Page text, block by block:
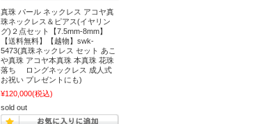
真珠 パール ネックレス アコヤ真
珠ネックレス＆ピアス(イヤリン
グ)２点セット【7.5mm-8mm】
【送料無料】【越物】swk-
5473(真珠ネックレス セット あこ
や真珠 アコヤ本真珠 本真珠 花珠
落ち ロングネックレス 成人式
お祝い プレゼントにも)
¥120,000(税込)
sold out